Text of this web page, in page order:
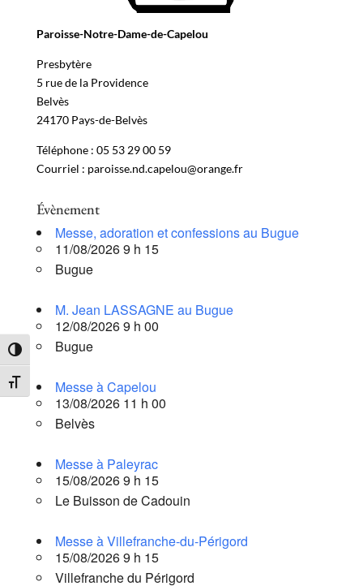
Passer en contraste élevé
Changer la taille de la police
Paroisse-Notre-Dame-de-Capelou
Presbytère
5 rue de la Providence
Belvès
24170 Pays-de-Belvès
Téléphone : 05 53 29 00 59
Courriel : paroisse.nd.capelou@orange.fr
Évènement
Messe, adoration et confessions au Bugue
11/08/2026 9 h 15
Bugue
M. Jean LASSAGNE au Bugue
12/08/2026 9 h 00
Bugue
Messe à Capelou
13/08/2026 11 h 00
Belvès
Messe à Paleyrac
15/08/2026 9 h 15
Le Buisson de Cadouin
Messe à Villefranche-du-Périgord
15/08/2026 9 h 15
Villefranche du Périgord